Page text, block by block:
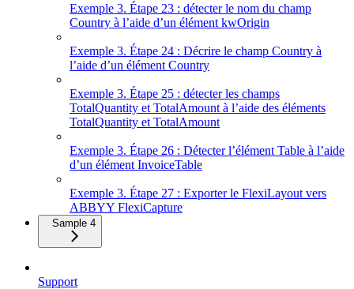
Exemple 3. Étape 23 : détecter le nom du champ
Country à l’aide d’un élément kwOrigin
Exemple 3. Étape 24 : Décrire le champ Country à
l’aide d’un élément Country
Exemple 3. Étape 25 : détecter les champs
TotalQuantity et TotalAmount à l’aide des éléments
TotalQuantity et TotalAmount
Exemple 3. Étape 26 : Détecter l’élément Table à l’aide
d’un élément InvoiceTable
Exemple 3. Étape 27 : Exporter le FlexiLayout vers
ABBYY FlexiCapture
Sample 4
Support